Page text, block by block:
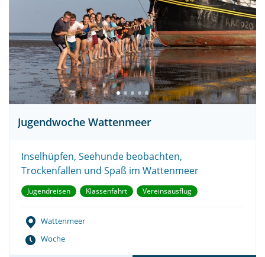
Jugendwoche Wattenmeer
Inselhüpfen, Seehunde beobachten,
Trockenfallen und Spaß im Wattenmeer
Jugendreisen Klassenfahrt Vereinsausflug
Wattenmeer
Woche